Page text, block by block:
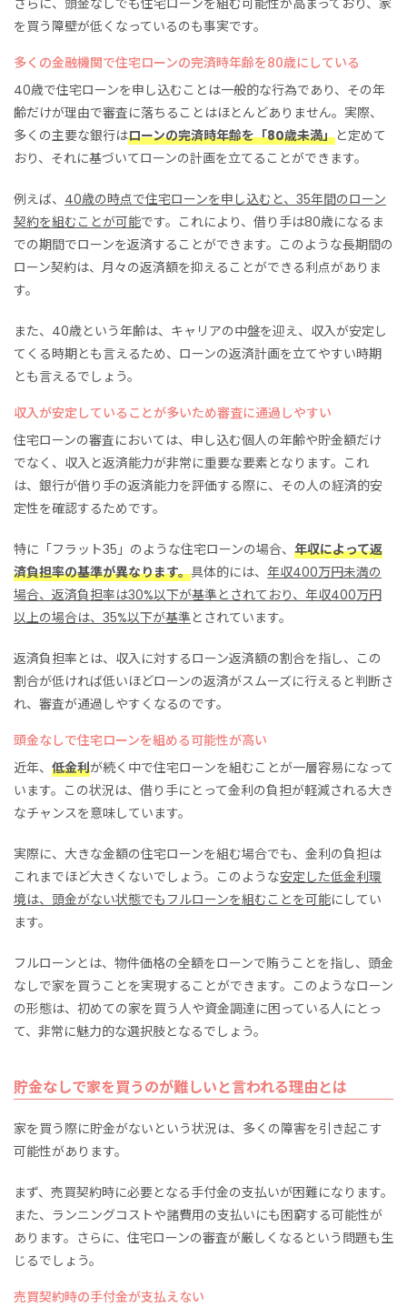
を買う障壁が低くなっているのも事実です。
多くの金融機関で住宅ローンの完済時年齢を80歳にしている
40歳で住宅ローンを申し込むことは一般的な行為であり、その年
齢だけが理由で審査に落ちることはほとんどありません。実際、
多くの主要な銀行はローンの完済時年齢を「80歳未満」と定めて
おり、それに基づいてローンの計画を立てることができます。
例えば、 40歳の時点で住宅ローンを申し込むと、35年間のローン
契約を組むことが可能です。これにより、借り手は80歳になるま
での期間でローンを返済することができます。このような長期間の
ローン契約は、月々の返済額を抑えることができる利点がありま
す。
また、40歳という年齢は、キャリアの中盤を迎え、収入が安定し
てくる時期とも言えるため、ローンの返済計画を立てやすい時期
とも言えるでしょう。
収入が安定していることが多いため審査に通過しやすい
住宅ローンの審査においては、申し込む個人の年齢や貯金額だけ
でなく、収入と返済能力が非常に重要な要素となります。これ
は、銀行が借り手の返済能力を評価する際に、その人の経済的安
定性を確認するためです。
特に「フラット35」のような住宅ローンの場合、 年収によって返
済負担率の基準が異なります。具体的には、 年収400万円未満の
場合、返済負担率は30%以下が基準とされており、年収400万円
以上の場合は、35%以下が基準とされています。
返済負担率とは、収入に対するローン返済額の割合を指し、この
割合が低ければ低いほどローンの返済がスムーズに行えると判断さ
れ、審査が通過しやすくなるのです。
頭金なしで住宅ローンを組める可能性が高い
近年、 低金利が続く中で住宅ローンを組むことが一層容易になって
います。この状況は、借り手にとって金利の負担が軽減される大き
なチャンスを意味しています。
実際に、大きな金額の住宅ローンを組む場合でも、金利の負担は
これまでほど大きくないでしょう。このような安定した低金利環
境は、頭金がない状態でもフルローンを組むことを可能にしてい
ます。
フルローンとは、物件価格の全額をローンで賄うことを指し、頭金
なしで家を買うことを実現することができます。このようなローン
の形態は、初めての家を買う人や資金調達に困っている人にとっ
て、非常に魅力的な選択肢となるでしょう。
貯金なしで家を買うのが難しいと言われる理由とは
家を買う際に貯金がないという状況は、多くの障害を引き起こす
可能性があります。
まず、売買契約時に必要となる手付金の支払いが困難になります。
また、ランニングコストや諸費用の支払いにも困窮する可能性が
あります。さらに、住宅ローンの審査が厳しくなるという問題も生
じるでしょう。
売買契約時の手付金が支払えない